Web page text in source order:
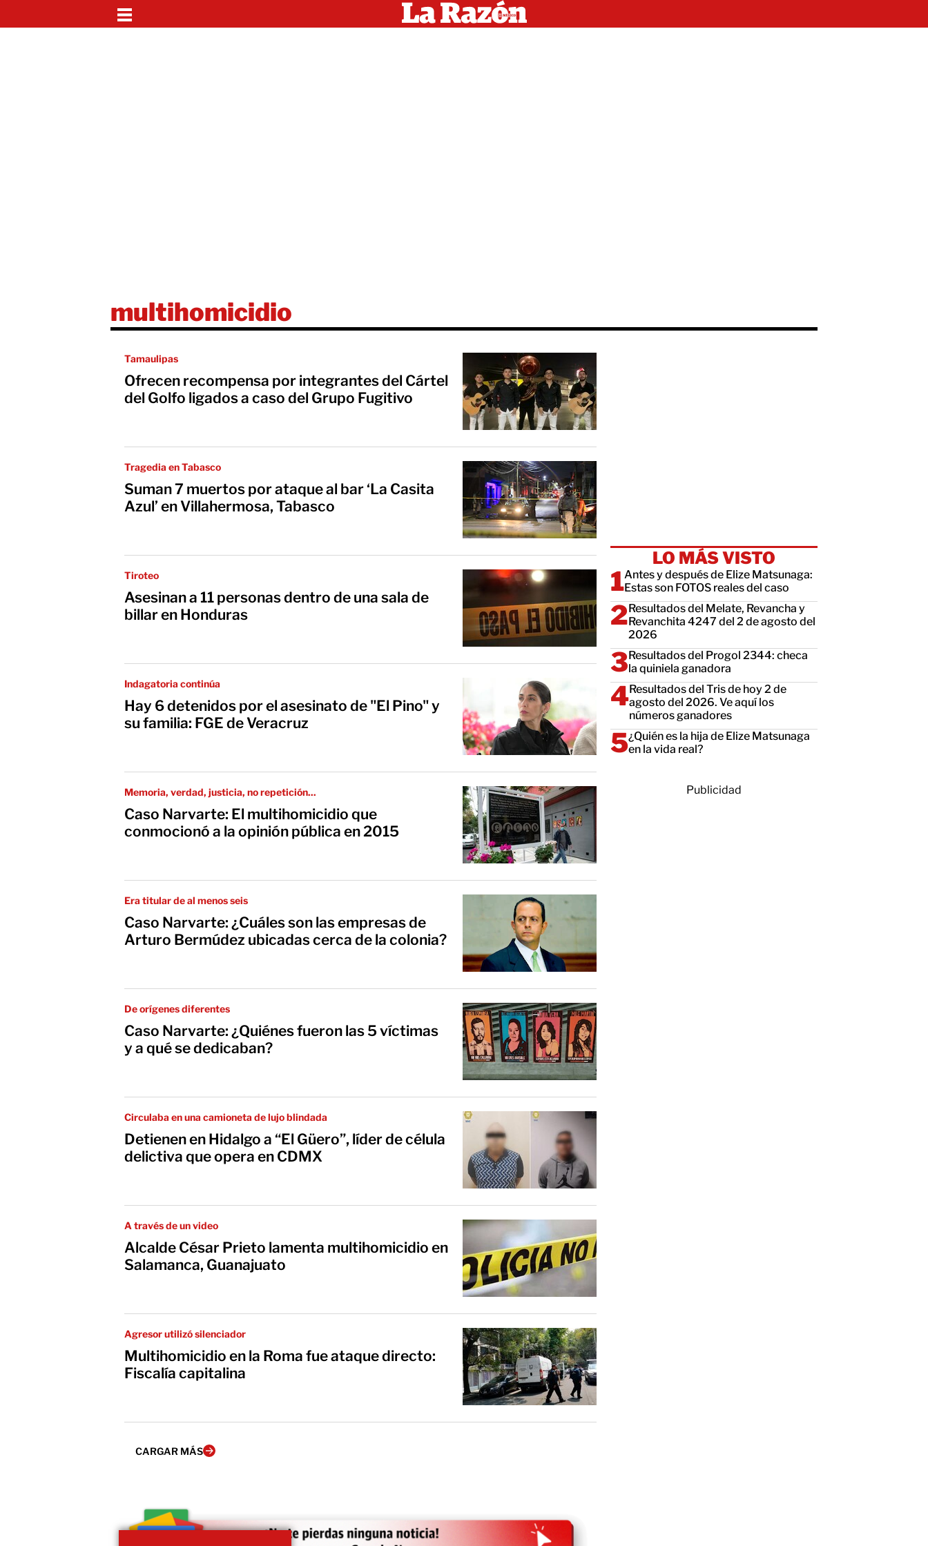
multihomicidio
Tamaulipas
Ofrecen recompensa por integrantes del Cártel
del Golfo ligados a caso del Grupo Fugitivo
Tragedia en Tabasco
Suman 7 muertos por ataque al bar ‘La Casita
Azul’ en Villahermosa, Tabasco
Tiroteo
Asesinan a 11 personas dentro de una sala de
billar en Honduras
Indagatoria continúa
Hay 6 detenidos por el asesinato de "El Pino" y
su familia: FGE de Veracruz
Memoria, verdad, justicia, no repetición...
Caso Narvarte: El multihomicidio que
conmocionó a la opinión pública en 2015
Era titular de al menos seis
Caso Narvarte: ¿Cuáles son las empresas de
Arturo Bermúdez ubicadas cerca de la colonia?
De orígenes diferentes
Caso Narvarte: ¿Quiénes fueron las 5 víctimas
y a qué se dedicaban?
Circulaba en una camioneta de lujo blindada
Detienen en Hidalgo a “El Güero”, líder de célula
delictiva que opera en CDMX
A través de un video
Alcalde César Prieto lamenta multihomicidio en
Salamanca, Guanajuato
Agresor utilizó silenciador
Multihomicidio en la Roma fue ataque directo:
Fiscalía capitalina
CARGAR MÁS
LO MÁS VISTO
Antes y después de Elize Matsunaga:
Estas son FOTOS reales del caso
Resultados del Melate, Revancha y
Revanchita 4247 del 2 de agosto del
2026
Resultados del Progol 2344: checa
la quiniela ganadora
Resultados del Tris de hoy 2 de
agosto del 2026. Ve aquí los
números ganadores
¿Quién es la hija de Elize Matsunaga
en la vida real?
Publicidad